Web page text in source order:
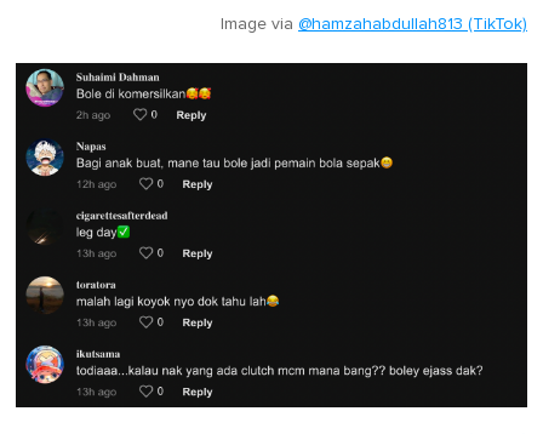
Image via @hamzahabdullah813 (TikTok)